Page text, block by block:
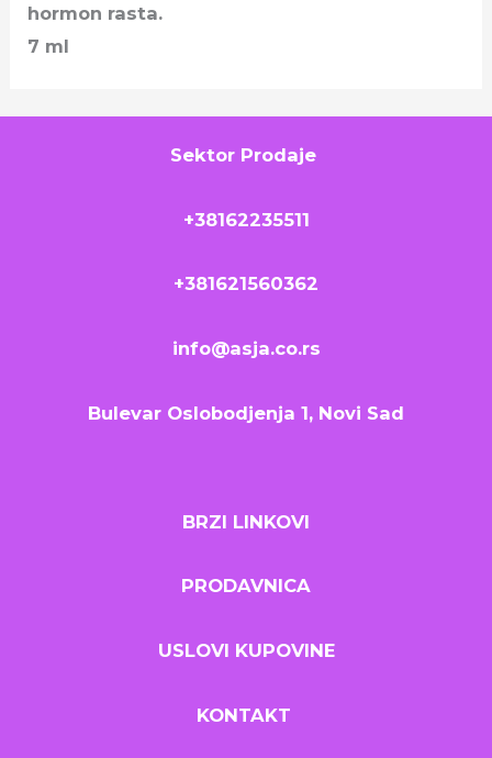
hormon rasta.
7 ml
Sektor Prodaje
+38162235511
+381621560362
info@asja.co.rs
Bulevar Oslobodjenja 1, Novi Sad
BRZI LINKOVI
PRODAVNICA
USLOVI KUPOVINE
KONTAKT